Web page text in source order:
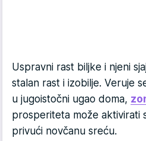
Uspravni rast biljke i njeni
stalan rast i izobilje. Veruje
u jugoistočni ugao doma,
prosperiteta može aktivirati
privući novčanu sreću.